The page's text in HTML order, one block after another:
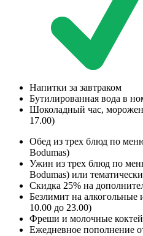
Напитки за завтраком
Бутилированная вода в
Шоколадный час,
17.00)
Обед из трех блюд по
Bodumas)
Ужин из трех блюд по
Bodumas) или
Скидка 25% на
Безлимит на алкогольные
10.00 до 23.00)
Фреши и молочные
Ежедневное пополнение